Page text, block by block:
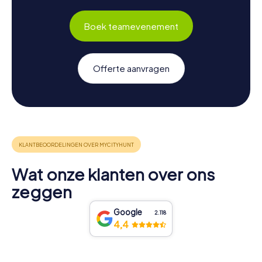
Boek teamevenement
Offerte aanvragen
Wat onze klanten over ons
zeggen
Google 2.118
4,4